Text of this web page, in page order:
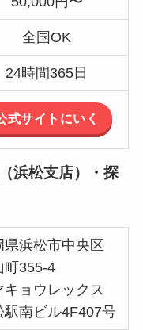
全国OK
24時間365日
式サイトにいく
浜松支店）・探
県浜松市中央区
町355-4
キョウレックス
駅南ビル4F407号